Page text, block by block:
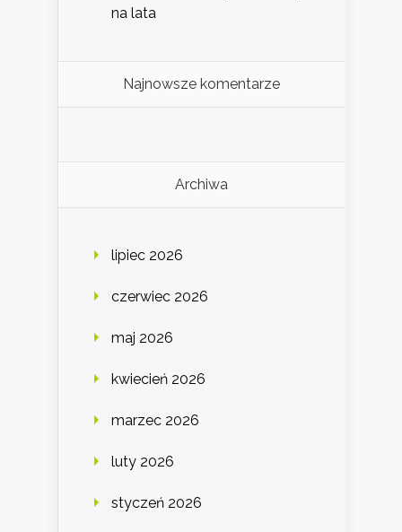
na lata
Najnowsze komentarze
Archiwa
lipiec 2026
czerwiec 2026
maj 2026
kwiecień 2026
marzec 2026
luty 2026
styczeń 2026